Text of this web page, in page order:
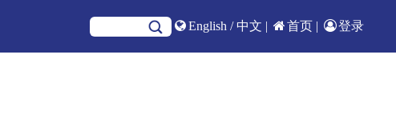
English / 中文 | 首页 | 登录